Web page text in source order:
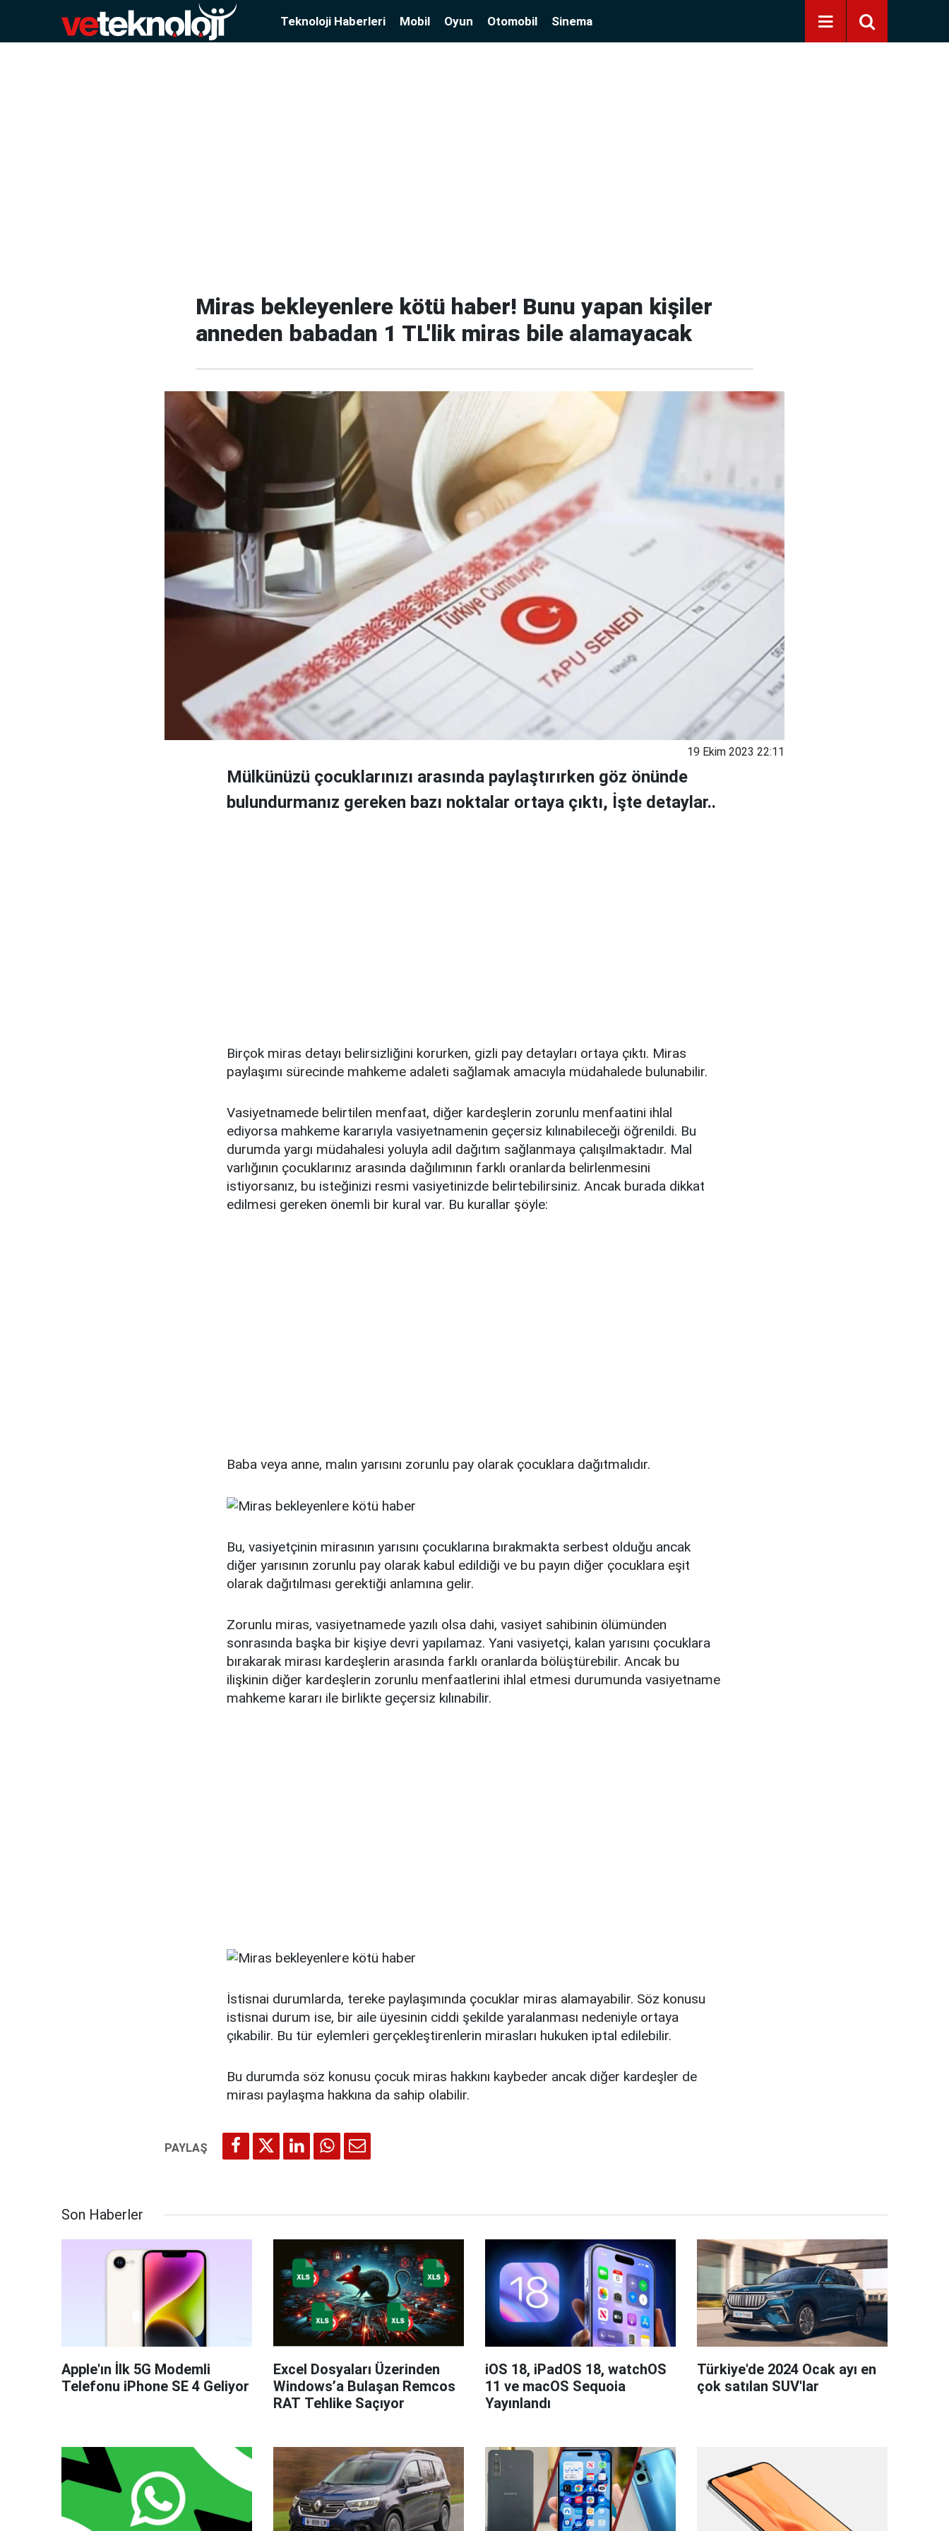
Teknoloji Haberleri Mobil Oyun Otomobil Sinema
Miras bekleyenlere kötü haber! Bunu yapan kişiler
anneden babadan 1 TL'lik miras bile alamayacak
19 Ekim 2023 22:11
Mülkünüzü çocuklarınızı arasında paylaştırırken göz önünde
bulundurmanız gereken bazı noktalar ortaya çıktı, İşte detaylar..
Birçok miras detayı belirsizliğini korurken, gizli pay detayları ortaya çıktı. Miras
paylaşımı sürecinde mahkeme adaleti sağlamak amacıyla müdahalede bulunabilir.
Vasiyetnamede belirtilen menfaat, diğer kardeşlerin zorunlu menfaatini ihlal
ediyorsa mahkeme kararıyla vasiyetnamenin geçersiz kılınabileceği öğrenildi. Bu
durumda yargı müdahalesi yoluyla adil dağıtım sağlanmaya çalışılmaktadır. Mal
varlığının çocuklarınız arasında dağılımının farklı oranlarda belirlenmesini
istiyorsanız, bu isteğinizi resmi vasiyetinizde belirtebilirsiniz. Ancak burada dikkat
edilmesi gereken önemli bir kural var. Bu kurallar şöyle:
Baba veya anne, malın yarısını zorunlu pay olarak çocuklara dağıtmalıdır.
Bu, vasiyetçinin mirasının yarısını çocuklarına bırakmakta serbest olduğu ancak
diğer yarısının zorunlu pay olarak kabul edildiği ve bu payın diğer çocuklara eşit
olarak dağıtılması gerektiği anlamına gelir.
Zorunlu miras, vasiyetnamede yazılı olsa dahi, vasiyet sahibinin ölümünden
sonrasında başka bir kişiye devri yapılamaz. Yani vasiyetçi, kalan yarısını çocuklara
bırakarak mirası kardeşlerin arasında farklı oranlarda bölüştürebilir. Ancak bu
ilişkinin diğer kardeşlerin zorunlu menfaatlerini ihlal etmesi durumunda vasiyetname
mahkeme kararı ile birlikte geçersiz kılınabilir.
İstisnai durumlarda, tereke paylaşımında çocuklar miras alamayabilir. Söz konusu
istisnai durum ise, bir aile üyesinin ciddi şekilde yaralanması nedeniyle ortaya
çıkabilir. Bu tür eylemleri gerçekleştirenlerin mirasları hukuken iptal edilebilir.
Bu durumda söz konusu çocuk miras hakkını kaybeder ancak diğer kardeşler de
mirası paylaşma hakkına da sahip olabilir.
Son Haberler
Apple'ın İlk 5G Modemli
Telefonu iPhone SE 4 Geliyor
Excel Dosyaları Üzerinden
Windows’a Bulaşan Remcos
RAT Tehlike Saçıyor
iOS 18, iPadOS 18, watchOS
11 ve macOS Sequoia
Yayınlandı
Türkiye'de 2024 Ocak ayı en
çok satılan SUV'lar